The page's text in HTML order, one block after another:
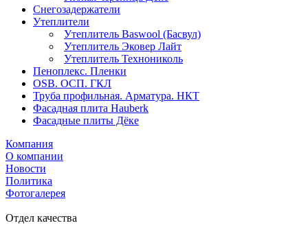
Снегозадержатели
Утеплители
Утеплитель Baswool (Басвул)
Утеплитель Эковер Лайт
Утеплитель Технониколь
Пеноплекс. Пленки
OSB. ОСП. ГКЛ
Труба профильная. Арматура. НКТ
Фасадная плита Hauberk
Фасадные плиты Дёке
Компания
О компании
Новости
Политика
Фотогалерея
Отдел качества